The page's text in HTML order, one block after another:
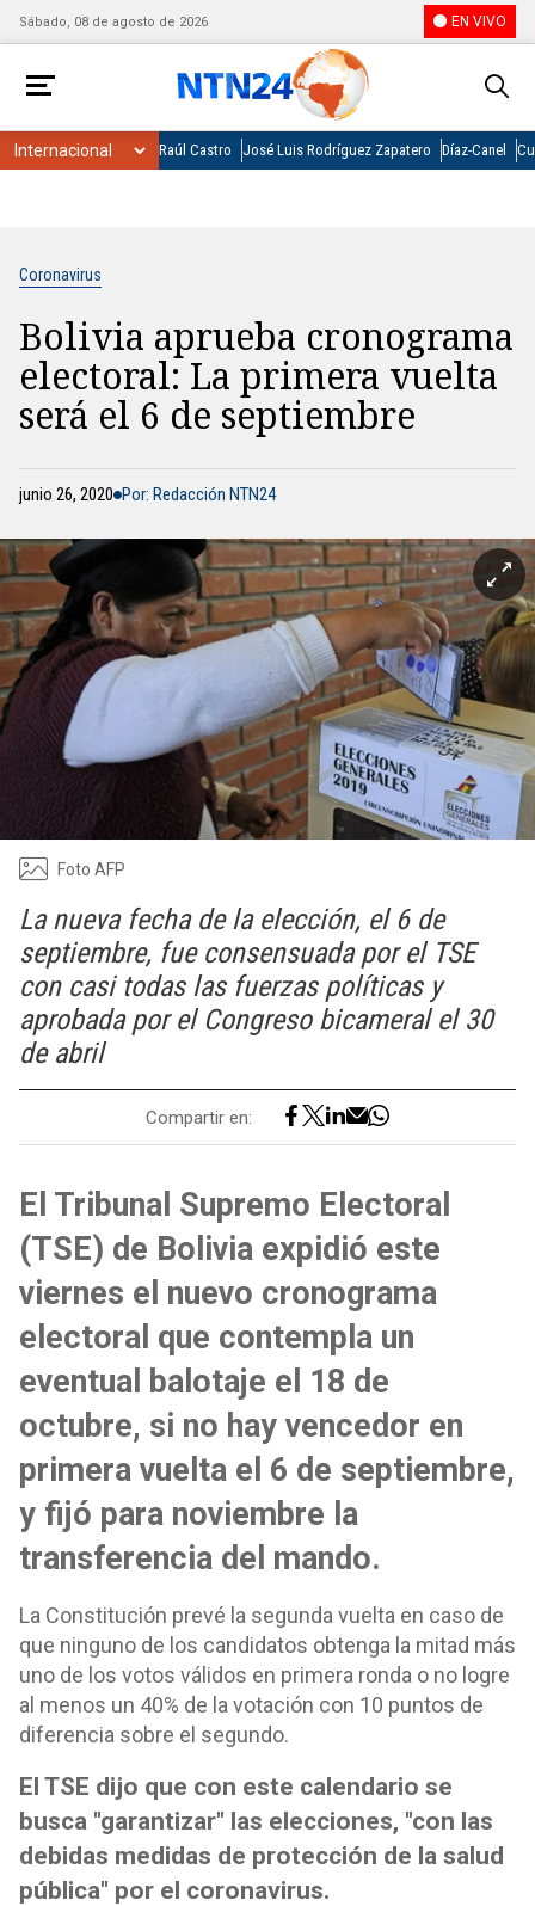
Sábado, 08 de agosto de 2026 EN VIVO
Raúl Castro José Luis Rodríguez Zapatero Díaz-Canel
Coronavirus
Bolivia aprueba cronograma
electoral: La primera vuelta
será el 6 de septiembre
junio 26, 2020 Por: Redacción NTN24
Foto AFP
La nueva fecha de la elección, el 6 de
septiembre, fue consensuada por el TSE
con casi todas las fuerzas políticas y
aprobada por el Congreso bicameral el 30
de abril
Compartir en:
El Tribunal Supremo Electoral
(TSE) de Bolivia expidió este
viernes el nuevo cronograma
electoral que contempla un
eventual balotaje el 18 de
octubre, si no hay vencedor en
primera vuelta el 6 de septiembre,
y fijó para noviembre la
transferencia del mando.
La Constitución prevé la segunda vuelta en caso de
que ninguno de los candidatos obtenga la mitad más
uno de los votos válidos en primera ronda o no logre
al menos un 40% de la votación con 10 puntos de
diferencia sobre el segundo.
El TSE dijo que con este calendario se
busca "garantizar" las elecciones, "con las
debidas medidas de protección de la salud
pública" por el coronavirus.